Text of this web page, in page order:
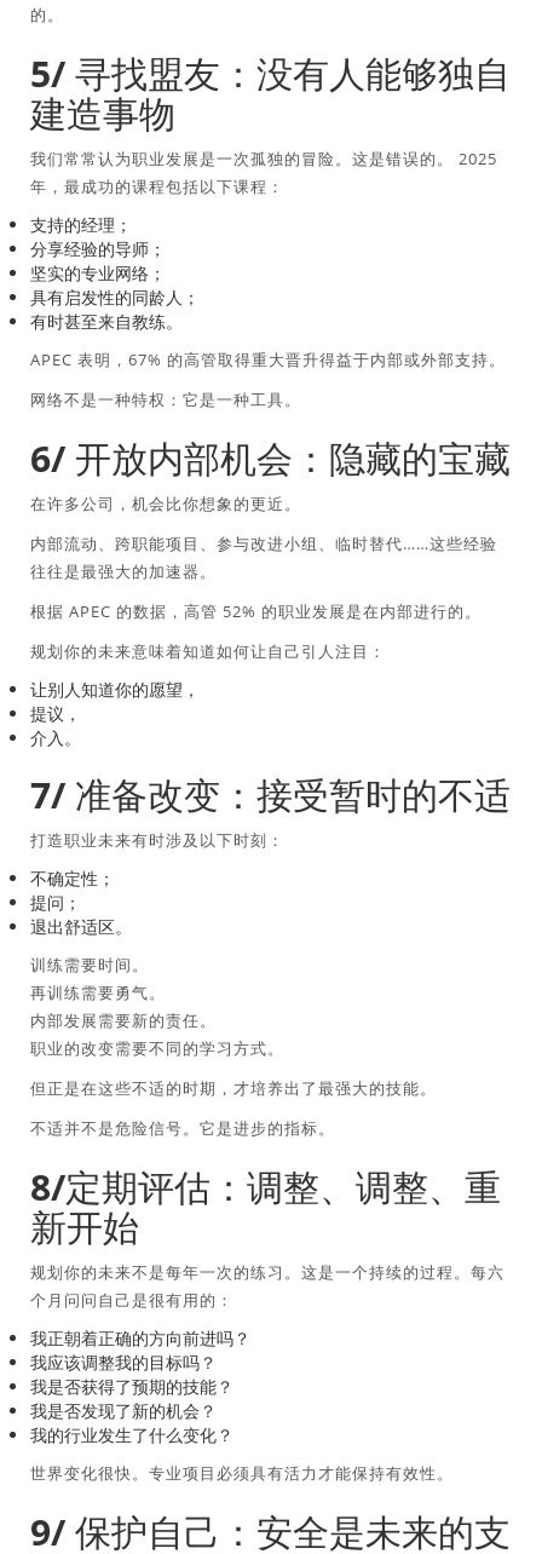
的。
5/ 寻找盟友：​​没有人能够独自
建造事物
我们常常认为职业发展是一次孤独的冒险。这是错误的。 2025
年，最成功的课程包括以下课程：
支持的经理；
分享经验的导师；
坚实的专业网络；
具有启发性的同龄人；
有时甚至来自教练。
APEC 表明，67% 的高管取得重大晋升得益于内部或外部支持。
网络不是一种特权：它是一种工具。
6/ 开放内部机会：隐藏的宝藏
在许多公司，机会比你想象的更近。
内部流动、跨职能项目、参与改进小组、临时替代……这些经验
往往是最强大的加速器。
根据 APEC 的数据，高管 52% 的职业发展是在内部进行的。
规划你的未来意味着知道如何让自己引人注目：
让别人知道你的愿望，
提议，
介入。
7/ 准备改变：接受暂时的不适
打造职业未来有时涉及以下时刻：
不确定性；
提问；
退出舒适区。
训练需要时间。
再训练需要勇气。
内部发展需要新的责任。
职业的改变需要不同的学习方式。
但正是在这些不适的时期，才培养出了最强大的技能。
不适并不是危险信号。它是进步的指标。
8/定期评估：调整、调整、重
新开始
规划你的未来不是每年一次的练习。这是一个持续的过程。每六
个月问问自己是很有用的：
我正朝着正确的方向前进吗？
我应该调整我的目标吗？
我是否获得了预期的技能？
我是否发现了新的机会？
我的行业发生了什么变化？
世界变化很快。专业项目必须具有活力才能保持有效性。
9/ 保护自己：安全是未来的支